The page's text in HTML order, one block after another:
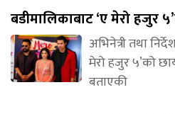
बडीमालिकाबाट ‘ए मेरो हजुर
अभिनेत्री तथा
मेरो हजुर ५’को
बताएकी